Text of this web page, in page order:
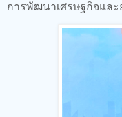
การพัฒนาเศรษฐกิจแล